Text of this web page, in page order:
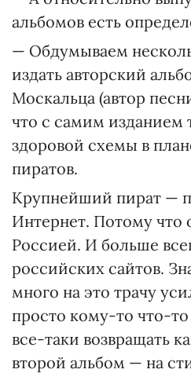
альбомов есть
— Обдумываем
издать авторский
Москальца (автор
что с самим
здоровой схемы в
пиратов.
Крупнейший пират —
Интернет. Потому что
Россией. И больше
российских сайтов.
много на это трачу
просто кому-то что-
все-таки возвращать
второй альбом — на